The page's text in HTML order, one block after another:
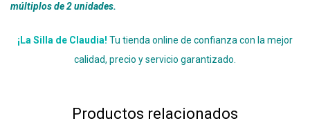
múltiplos de 2 unidades.
¡La Silla de Claudia! Tu tienda online de confianza con la mejor
calidad, precio y servicio garantizado.
Productos relacionados